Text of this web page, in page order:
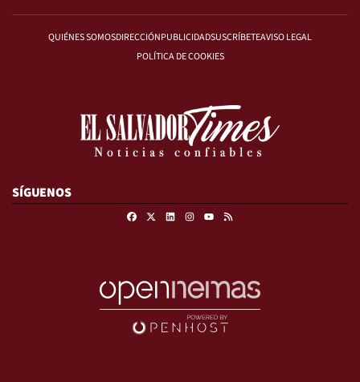
QUIÉNES SOMOSDIRECCIÓNPUBLICIDADSUSCRÍBETEAVISO LEGAL
POLÍTICA DE COOKIES
SÍGUENOS
FacebookLinkedinInstagram